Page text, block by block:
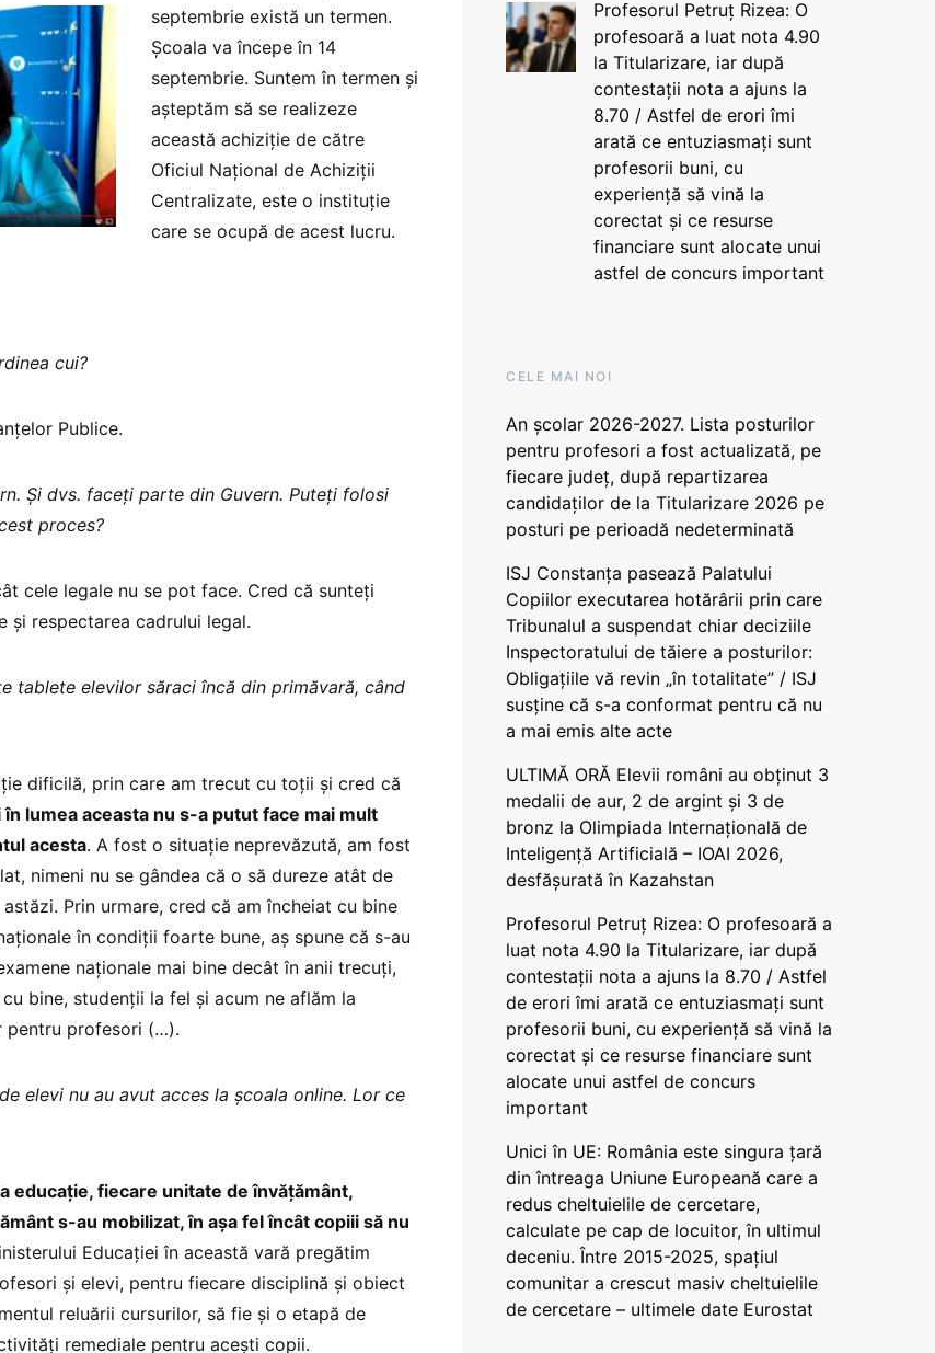
septembrie există un termen.
Școala va începe în 14
septembrie. Suntem în termen și
așteptăm să se realizeze
această achiziție de către
Oficiul Național de Achiziții
Centralizate, este o instituție
care se ocupă de acest lucru.
cui?
Publice.
Și dvs. faceți parte din Guvern. Puteți folosi
proces?
cele legale nu se pot face. Cred că sunteți
și respectarea cadrului legal.
tablete elevilor săraci încă din primăvară, când
dificilă, prin care am trecut cu toții și cred că
în lumea aceasta nu s-a putut face mai mult
acesta. A fost o situație neprevăzută, am fost
nimeni nu se gândea că o să dureze atât de
Prin urmare, cred că am încheiat cu bine
în condiții foarte bune, aș spune că s-au
naționale mai bine decât în anii trecuți,
bine, studenții la fel și acum ne aflăm la
pentru profesori (…).
elevi nu au avut acces la școala online. Lor ce
educație, fiecare unitate de învățământ,
s-au mobilizat, în așa fel încât copiii să nu
Educației în această vară pregătim
și elevi, pentru fiecare disciplină și obiect
reluării cursurilor, să fie și o etapă de
remediale pentru acești copii.
Profesorul Petruț Rizea: O
profesoară a luat nota 4.90
la Titularizare, iar după
contestații nota a ajuns la
8.70 / Astfel de erori îmi
arată ce entuziasmați sunt
profesorii buni, cu
experiență să vină la
corectat și ce resurse
financiare sunt alocate unui
astfel de concurs important
CELE MAI NOI
An școlar 2026-2027. Lista posturilor
pentru profesori a fost actualizată, pe
fiecare județ, după repartizarea
candidaților de la Titularizare 2026 pe
posturi pe perioadă nedeterminată
ISJ Constanța pasează Palatului
Copiilor executarea hotărârii prin care
Tribunalul a suspendat chiar deciziile
Inspectoratului de tăiere a posturilor:
Obligațiile vă revin „în totalitate” / ISJ
susține că s-a conformat pentru că nu
a mai emis alte acte
ULTIMĂ ORĂ Elevii români au obținut 3
medalii de aur, 2 de argint și 3 de
bronz la Olimpiada Internațională de
Inteligență Artificială – IOAI 2026,
desfășurată în Kazahstan
Profesorul Petruț Rizea: O profesoară a
luat nota 4.90 la Titularizare, iar după
contestații nota a ajuns la 8.70 / Astfel
de erori îmi arată ce entuziasmați sunt
profesorii buni, cu experiență să vină la
corectat și ce resurse financiare sunt
alocate unui astfel de concurs
important
Unici în UE: România este singura țară
din întreaga Uniune Europeană care a
redus cheltuielile de cercetare,
calculate pe cap de locuitor, în ultimul
deceniu. Între 2015-2025, spațiul
comunitar a crescut masiv cheltuielile
de cercetare – ultimele date Eurostat